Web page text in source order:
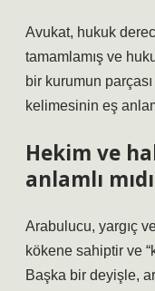
Avukat, hukuk
tamamlamış ve
bir kurumun
kelimesinin eş
Hekim ve
anlamlı
Arabulucu, yargıç
kökene sahiptir ve
Başka bir deyişle,